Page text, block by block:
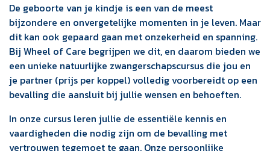
De geboorte van je kindje is een van de meest
bijzondere en onvergetelijke momenten in je leven. Maar
dit kan ook gepaard gaan met onzekerheid en spanning.
Bij Wheel of Care begrijpen we dit, en daarom bieden we
een unieke natuurlijke zwangerschapscursus die jou en
je partner (prijs per koppel) volledig voorbereidt op een
bevalling die aansluit bij jullie wensen en behoeften.
In onze cursus leren jullie de essentiële kennis en
vaardigheden die nodig zijn om de bevalling met
vertrouwen tegemoet te gaan. Onze persoonlijke